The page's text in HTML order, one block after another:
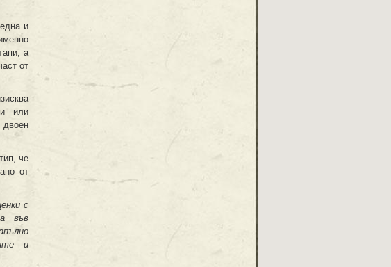
и
а
от
или
двоен
че
от
с
във
и